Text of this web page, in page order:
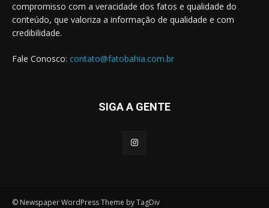
compromisso com a veracidade dos fatos e qualidade do
conteúdo, que valoriza a informação de qualidade e com
credibilidade.
Fale Conosco: contato@fatobahia.com.br
SIGA A GENTE
© Newspaper WordPress Theme by TagDiv